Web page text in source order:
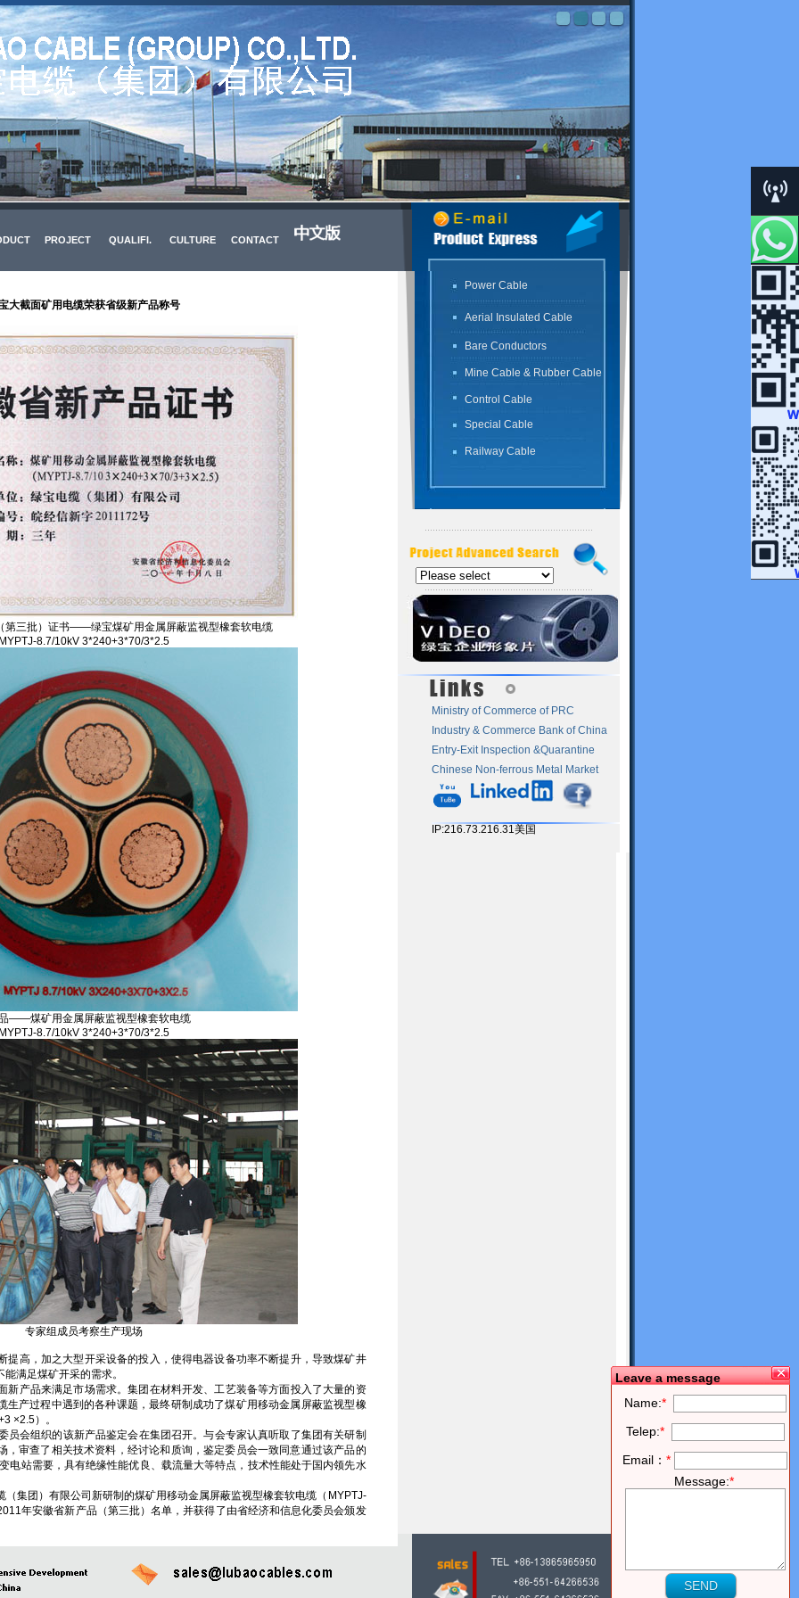
SKYPE
PROJECT QUALIFI. CULTURE CONTACT
大截面矿用电缆荣获省级新产品称号
第三批）证书——绿宝煤矿用金属屏蔽监视型橡套软电缆
8.7/10kV 3*240+3*70/3*2.5
——煤矿用金属屏蔽监视型橡套软电缆
8.7/10kV 3*240+3*70/3*2.5
专家组成员考察生产现场
，加之大型开采设备的投入，使得电器设备功率不断提升，导致煤矿井
满足煤矿开采的需求。
品来满足市场需求。集团在材料开发、工艺装备等方面投入了大量的资
生产过程中遇到的各种课题，最终研制成功了煤矿用移动金属屏蔽监视型橡
×2.5）。
组织的该新产品鉴定会在集团召开。与会专家认真听取了集团有关研制
，审查了相关技术资料，经讨论和质询，鉴定委员会一致同意通过该产品的
电站需要，具有绝缘性能优良、载流量大等特点，技术性能处于国内领先水
团）有限公司新研制的煤矿用移动金属屏蔽监视型橡套软电缆（MYPTJ-
年安徽省新产品（第三批）名单，并获得了由省经济和信息化委员会颁发
Power Cable
Aerial Insulated Cable
Bare Conductors
Mine Cable & Rubber Cable
Control Cable
Special Cable
Railway Cable
Ministry of Commerce of PRC
Industry & Commerce Bank of China
Entry-Exit Inspection &Quarantine
Chinese Non-ferrous Metal Market
IP:216.73.216.31美国
Leave a message
Name:*
Telep:*
Email： *
Message:*